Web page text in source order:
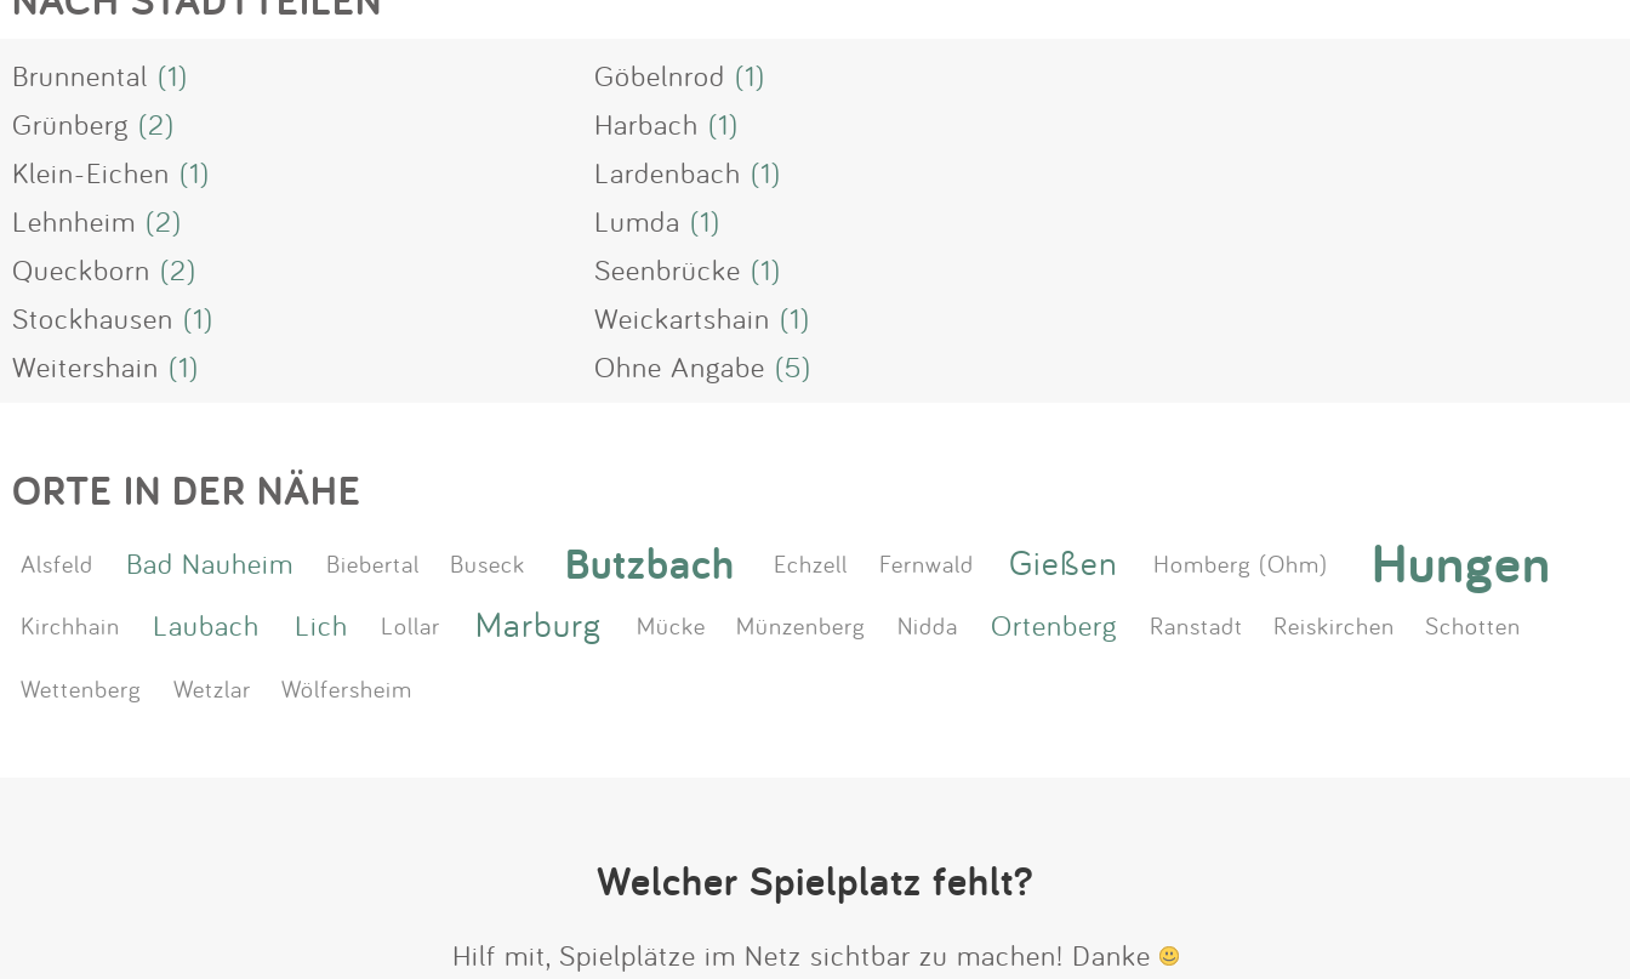
Brunnental (1) Göbelnrod (1)
Grünberg (2) Harbach (1)
Klein-Eichen (1) Lardenbach (1)
Lehnheim (2) Lumda (1)
Queckborn (2) Seenbrücke (1)
Stockhausen (1) Weickartshain (1)
Weitershain (1) Ohne Angabe (5)
ORTE IN DER NÄHE
Alsfeld Bad Nauheim Biebertal Buseck Butzbach Echzell Fernwald Gießen Homberg (Ohm) Hungen
Kirchhain Laubach Lich Lollar Marburg Mücke Münzenberg Nidda Ortenberg Ranstadt Reiskirchen
Schotten
Wettenberg
Wetzlar Wölfersheim
Welcher Spielplatz fehlt?
Hilf mit, Spielplätze im Netz sichtbar zu machen! Danke